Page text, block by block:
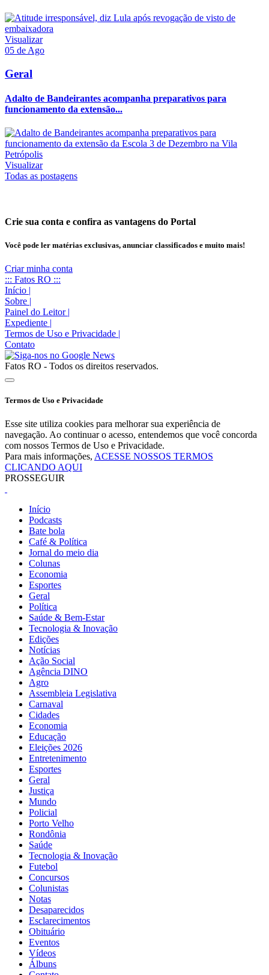
Visualizar
05 de Ago
Geral
Adalto de Bandeirantes acompanha preparativos para
funcionamento da extensão...
Visualizar
Todas as postagens
Crie sua conta e confira as vantagens do Portal
Você pode ler matérias exclusivas, anunciar classificados e muito mais!
Criar minha conta
::: Fatos RO :::
Início |
Sobre |
Painel do Leitor |
Expediente |
Termos de Uso e Privacidade |
Contato
Fatos RO - Todos os direitos reservados.
Termos de Uso e Privacidade
Esse site utiliza cookies para melhorar sua experiência de
navegação. Ao continuar o acesso, entendemos que você concorda
com nossos Termos de Uso e Privacidade.
Para mais informações, ACESSE NOSSOS TERMOS
CLICANDO AQUI
PROSSEGUIR
Início
Podcasts
Bate bola
Café & Política
Jornal do meio dia
Colunas
Economia
Esportes
Geral
Política
Saúde & Bem-Estar
Tecnologia & Inovação
Edições
Notícias
Ação Social
Agência DINO
Agro
Assembleia Legislativa
Carnaval
Cidades
Economia
Educação
Eleições 2026
Entretenimento
Esportes
Geral
Justiça
Mundo
Policial
Porto Velho
Rondônia
Saúde
Tecnologia & Inovação
Futebol
Concursos
Colunistas
Notas
Desaparecidos
Esclarecimentos
Obituário
Eventos
Vídeos
Álbuns